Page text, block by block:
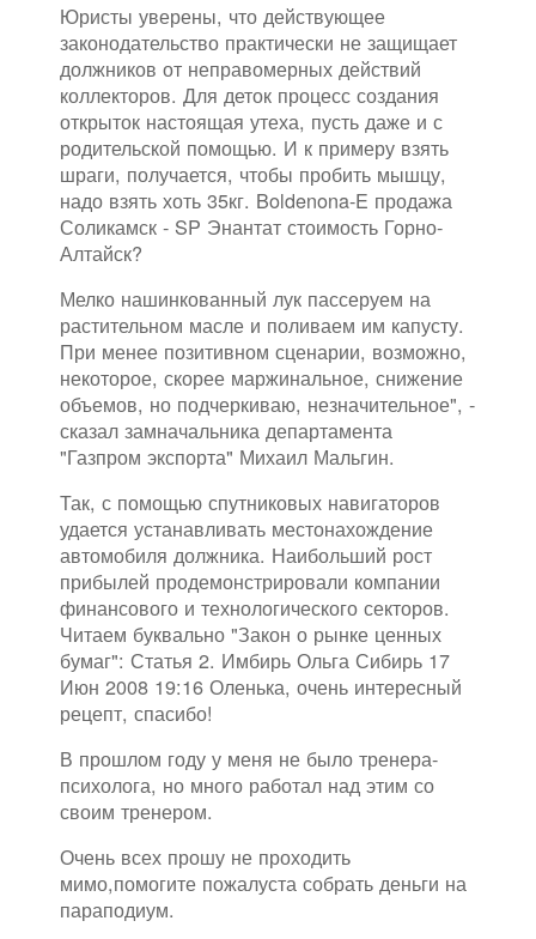
Юристы уверены, что действующее
законодательство практически не защищает
должников от неправомерных действий
коллекторов. Для деток процесс создания
открыток настоящая утеха, пусть даже и с
родительской помощью. И к примеру взять
шраги, получается, чтобы пробить мышцу,
надо взять хоть 35кг. Boldenona-E продажа
Соликамск - SP Энантат стоимость Горно-
Алтайск?
Мелко нашинкованный лук пассеруем на
растительном масле и поливаем им капусту.
При менее позитивном сценарии, возможно,
некоторое, скорее маржинальное, снижение
объемов, но подчеркиваю, незначительное", -
сказал замначальника департамента
"Газпром экспорта" Михаил Мальгин.
Так, с помощью спутниковых навигаторов
удается устанавливать местонахождение
автомобиля должника. Наибольший рост
прибылей продемонстрировали компании
финансового и технологического секторов.
Читаем буквально "Закон о рынке ценных
бумаг": Статья 2. Имбирь Ольга Сибирь 17
Июн 2008 19:16 Оленька, очень интересный
рецепт, спасибо!
В прошлом году у меня не было тренера-
психолога, но много работал над этим со
своим тренером.
Очень всех прошу не проходить
мимо,помогите пожалуста собрать деньги на
параподиум.